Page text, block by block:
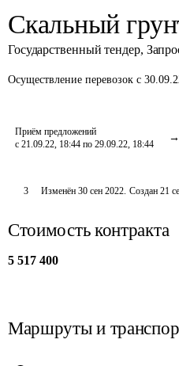
Скальный
Государственный тендер,
Осуществление перевозок с
Приём предложений
с 21.09.22, 18:44 по 29.09.22, 18:44
3 Изменён 30 сен 2022. Создан 21
Стоимость контракта
5 517 400
Маршруты и